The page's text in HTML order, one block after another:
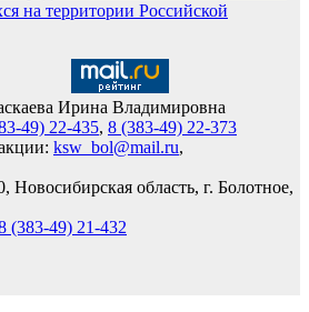
на территории Российской
Ирина Владимировна
49) 22-435, 8 (383-49) 22-373
ksw_bol@mail.ru,
Новосибирская область, г. Болотное,
(383-49) 21-432